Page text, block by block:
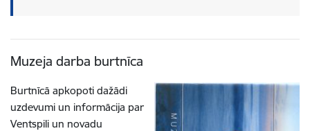
Muzeja darba burtnīca
Burtnīcā apkopoti dažādi
uzdevumi un informācija par
Ventspili un novadu